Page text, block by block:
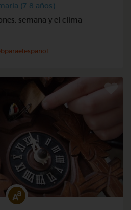
(7-8 años)
semana y el clima